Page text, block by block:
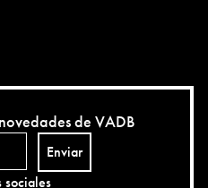
de VADB
Enviar
sociales